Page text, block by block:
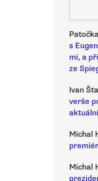
s
mi, a
ze
Ivan
verše
aktuální
Michal
premiér
Michal